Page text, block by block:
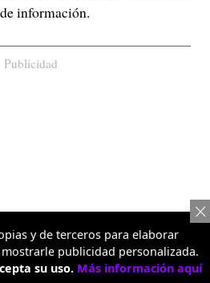
información.
Publicidad
y de terceros para elaborar
publicidad personalizada.
su uso. Más información aquí